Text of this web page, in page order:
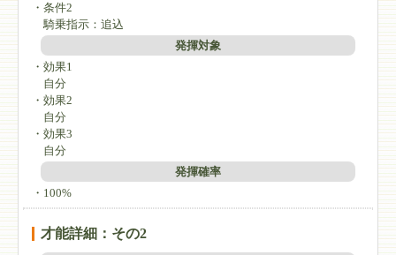
・条件2
騎乗指示：追込
発揮対象
・効果1
自分
・効果2
自分
・効果3
自分
発揮確率
・100%
才能詳細：その2